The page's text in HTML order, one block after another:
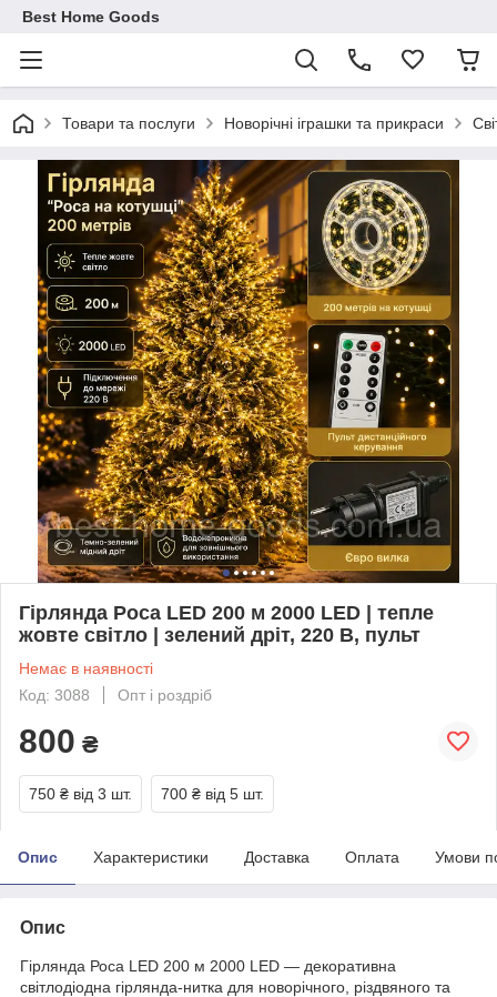
Best Home Goods
Товари та послуги Новорічні іграшки та прикраси
Гірлянда Роса LED 200 м 2000 LED | тепле
жовте світло | зелений дріт, 220 В, пульт
Немає в наявності
Код: 3088
Опт і роздріб
800 ₴
750 ₴ від 3 шт. 700 ₴ від 5 шт.
Опис Характеристики Доставка Оплата Умови
Опис
Гірлянда Роса LED 200 м 2000 LED — декоративна
світлодіодна гірлянда-нитка для новорічного, різдвяного та